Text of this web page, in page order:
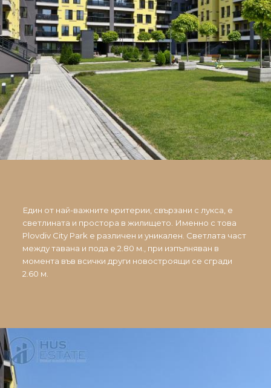
Един от най-важните критерии, свързани с лукса, е
светлината и простора в жилището. Именно с това
Plovdiv City Park е различен и уникален. Светлата част
между тавана и пода е 2.80 м., при изпълняван в
момента във всички други новостроящи се сгради
2.60 м.